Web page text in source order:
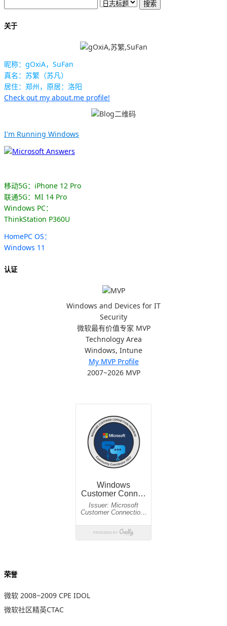
关于
昵称：gOxiA，SuFan
真名：苏繁（苏凡）
居住：郑州，原居：洛阳
Check out my about.me profile!
I'm Running Windows
移动5G：iPhone 12 Pro
联通5G：MI 14 Pro
Windows PC：
ThinkStation P360U
HomePC OS：
Windows 11
认证
Windows and Devices for IT
Security
微软最有价值专家 MVP
Technology Area
Windows, Intune
My MVP Profile
2007~2026 MVP
荣誉
微软 2008~2009 CPE IDOL
微软社区精英CTAC